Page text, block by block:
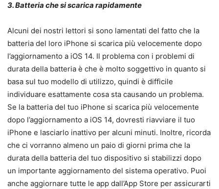
3. Batteria che si scarica rapidamente
Alcuni dei nostri lettori si sono lamentati del fatto che la
batteria del loro iPhone si scarica più velocemente dopo
l’aggiornamento a iOS 14. Il problema con i problemi di
durata della batteria è che è molto soggettivo in quanto si
basa sul tuo modello di utilizzo, quindi è difficile
individuare esattamente cosa sta causando un problema.
Se la batteria del tuo iPhone si scarica più velocemente
dopo l’aggiornamento a iOS 14, dovresti riavviare il tuo
iPhone e lasciarlo inattivo per alcuni minuti. Inoltre, ricorda
che ci vorranno almeno un paio di giorni prima che la
durata della batteria del tuo dispositivo si stabilizzi dopo
un importante aggiornamento del sistema operativo. Puoi
anche aggiornare tutte le app dall’App Store per assicurarti